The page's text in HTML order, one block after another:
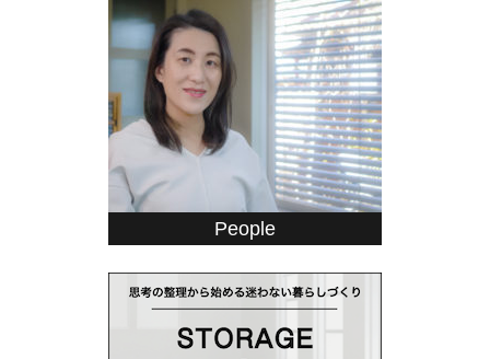
People